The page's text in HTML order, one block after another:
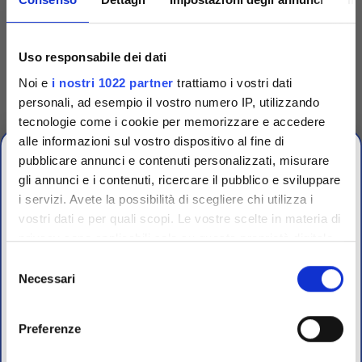
Uso responsabile dei dati
Noi e i nostri 1022 partner trattiamo i vostri dati
personali, ad esempio il vostro numero IP, utilizzando
tecnologie come i cookie per memorizzare e accedere
alle informazioni sul vostro dispositivo al fine di
pubblicare annunci e contenuti personalizzati, misurare
gli annunci e i contenuti, ricercare il pubblico e sviluppare
i servizi. Avete la possibilità di scegliere chi utilizza i
vostri dati e per quali scopi. Le vostre scelte in materia di
privacy sono applicabili solo su questa proprietà digitale
modificare o revocare il proprio consenso in qualsiasi
momento dalla Dichiarazione sui cookie o facendo clic
delNecessari
Preferenze
CodiceTRG90001
dischetti
Dispenser singolo in plastica
per espellere uno a uno i
dischetti dalle cartucce.
Accedi Per visualizzare
prezzi e schede tecniche
CHIUSURA